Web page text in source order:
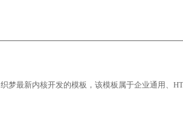
织梦最新内核开发的模板，该模板属于企业通用、